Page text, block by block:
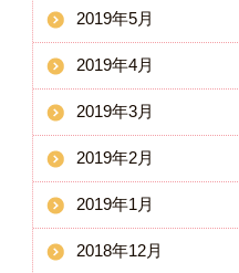
2019年5月
2019年4月
2019年3月
2019年2月
2019年1月
2018年12月